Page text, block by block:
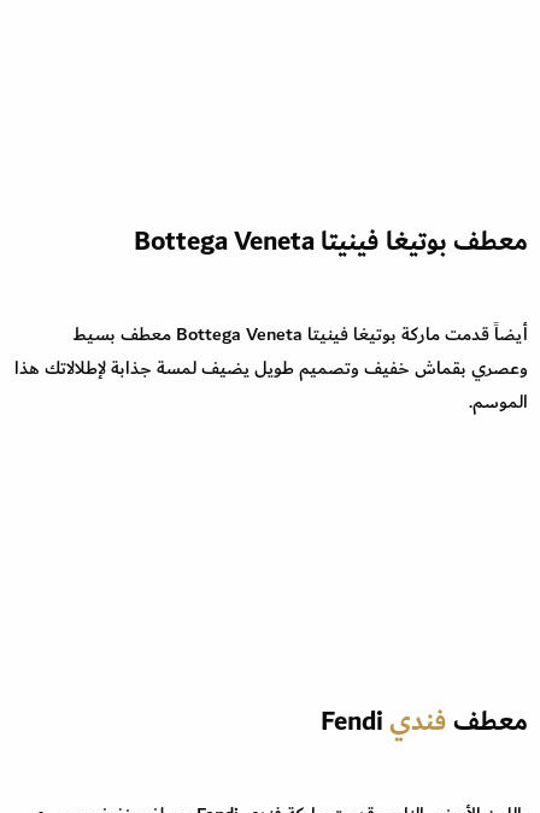
معطف بوتيغا فينيتا Bottega Veneta
أيضاً قدمت ماركة بوتيغا فينيتا Bottega Veneta معطف بسيط
وعصري بقماش خفيف وتصميم طويل يضيف لمسة جذابة لإطلالاتك هذا
الموسم.
معطففندي